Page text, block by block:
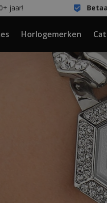
jaar!
Horlogemerken